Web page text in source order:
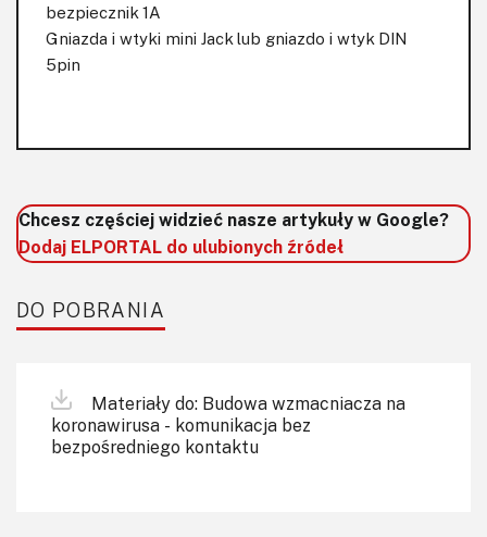
bezpiecznik 1A
Gniazda i wtyki mini Jack lub gniazdo i wtyk DIN
5pin
Chcesz częściej widzieć nasze artykuły w Google?
Dodaj ELPORTAL do ulubionych źródeł
DO POBRANIA
Materiały do: Budowa wzmacniacza na
koronawirusa - komunikacja bez
bezpośredniego kontaktu